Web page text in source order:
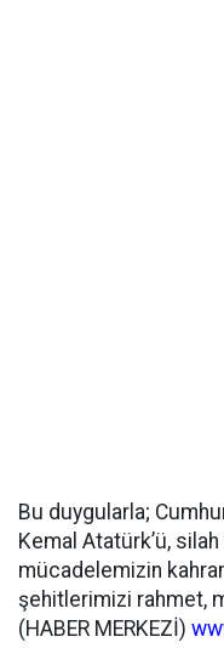
Bu duygularla;
Kemal Atatürk’ü, silah
mücadelemizin
şehitlerimizi rahmet,
(HABER MERKEZİ)